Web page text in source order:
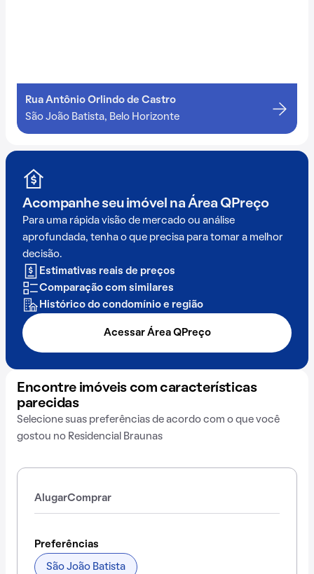
Rua Antônio Orlindo de Castro
São João Batista, Belo Horizonte
Acompanhe seu imóvel na Área QPreço
Para uma rápida visão de mercado ou análise
aprofundada, tenha o que precisa para tomar a melhor
decisão.
Estimativas reais de preços
Comparação com similares
Histórico do condomínio e região
Acessar Área QPreço
Encontre imóveis com características
parecidas
Selecione suas preferências de acordo com o que você
gostou no Residencial Braunas
AlugarComprar
Preferências
São João Batista